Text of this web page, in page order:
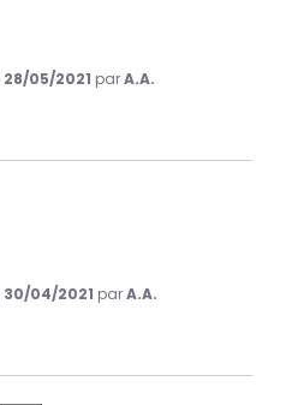
28/05/2021 parA.A.
30/04/2021 parA.A.